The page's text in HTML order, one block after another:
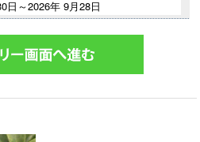
日～2026年 9月28日